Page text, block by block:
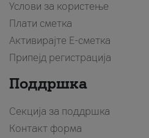
Услови за користење
Плати сметка
Активирајте Е-сметка
Припејд регистрација
Поддршка
Секција за поддршка
Контакт форма